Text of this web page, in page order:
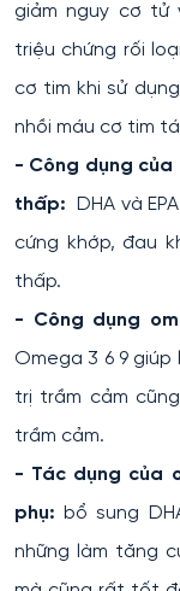
giảm nguy cơ tử
triệu chứng rối
cơ tim khi sử
nhồi máu cơ tim
- Công dụng
thấp: DHA và
cứng khớp, đau
thấp.
- Công dụng
Omega 3 6 9
trị trầm cảm
trầm cảm.
- Tác dụng của
phụ:bổ sung
những làm tăng